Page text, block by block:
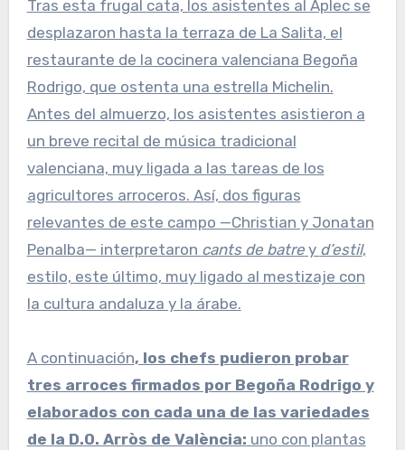
Tras esta frugal cata, los asistentes al Aplec se
desplazaron hasta la terraza de La Salita, el
restaurante de la cocinera valenciana Begoña
Rodrigo, que ostenta una estrella Michelin.
Antes del almuerzo, los asistentes asistieron a
un breve recital de música tradicional
valenciana, muy ligada a las tareas de los
agricultores arroceros. Así, dos figuras
relevantes de este campo —Christian y Jonatan
Penalba— interpretaron cants de batrey d’estil,
estilo, este último, muy ligado al mestizaje con
la cultura andaluza y la árabe.
A continuación, los chefs pudieron probar
tres arroces firmados por Begoña Rodrigo y
elaborados con cada una de las variedades
de la D.O. Arròs de València: uno con plantas